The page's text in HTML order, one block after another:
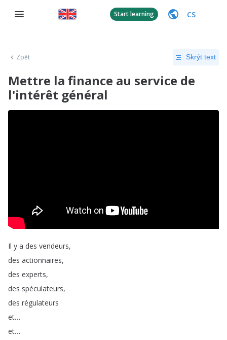
Start learning CS
Zpět Skrýt text
Mettre la finance au service de
l'intérêt général
Il y a des vendeurs,
des actionnaires,
des experts,
des spéculateurs,
des régulateurs
et…
et…